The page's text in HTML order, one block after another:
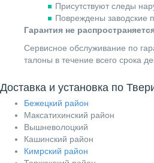
Присутствуют следы
Повреждены заводские
Гарантия не
Сервисное обслуживание по
талоны в течение всего срока
Доставка и установка по
Бежецкий район
Максатихинский район
Вышневолоцкий
Кашинский район
Кимрский район